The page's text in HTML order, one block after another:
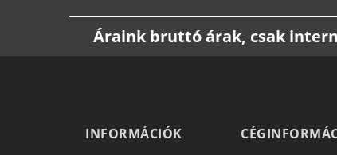
Áraink bruttó árak, csak
INFORMÁCIÓK